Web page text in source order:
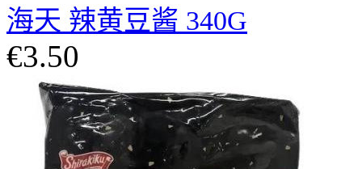
海天 辣黄豆酱 340G
€3.50